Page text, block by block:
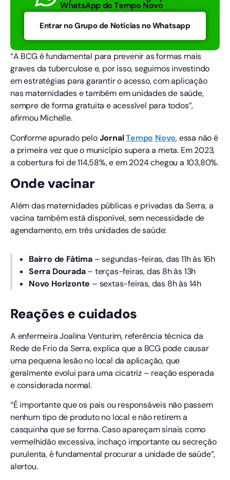
WhatsApp do Tempo Novo
Entrar no Grupo de Notícias no Whatsapp
“A BCG é fundamental para prevenir as formas mais
graves da tuberculose e, por isso, seguimos investindo
em estratégias para garantir o acesso, com aplicação
nas maternidades e também em unidades de saúde,
sempre de forma gratuita e acessível para todos”,
afirmou Michelle.
Conforme apurado peloJornalTempo Novo, essa não é
a primeira vez que o município supera a meta. Em 2023,
a cobertura foi de 114,58%, e em 2024 chegou a 103,80%.
Onde vacinar
Além das maternidades públicas e privadas da Serra, a
vacina também está disponível, sem necessidade de
agendamento, em três unidades de saúde:
Bairro de Fátima– segundas-feiras, das 11h às 16h
Serra Dourada– terças-feiras, das 8h às 13h
Novo Horizonte – sextas-feiras, das 8h às 14h
Reações e cuidados
A enfermeira Joalina Venturim, referência técnica da
Rede de Frio da Serra, explica que a BCG pode causar
uma pequena lesão no local da aplicação, que
geralmente evolui para uma cicatriz – reação esperada
e considerada normal.
“É importante que os pais ou responsáveis não passem
nenhum tipo de produto no local e não retirem a
casquinha que se forma. Caso apareçam sinais como
vermelhidão excessiva, inchaço importante ou secreção
purulenta, é fundamental procurar a unidade de saúde”,
alertou.